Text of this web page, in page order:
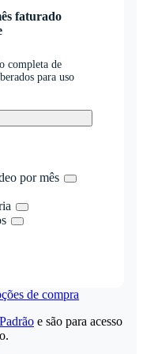
faturado
completa de
para uso
por mês
de compra
e são para acesso